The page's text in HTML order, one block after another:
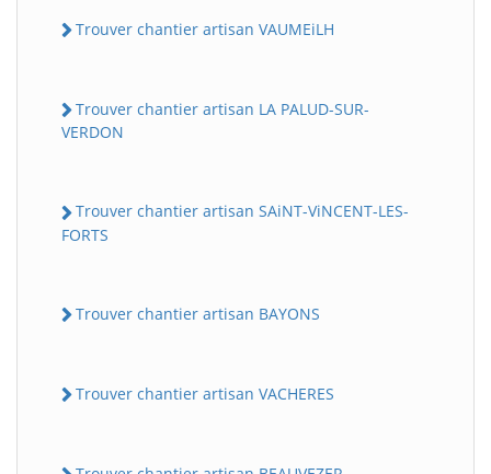
Trouver chantier artisan VAUMEiLH
Trouver chantier artisan LA PALUD-SUR-
VERDON
Trouver chantier artisan SAiNT-ViNCENT-LES-
FORTS
Trouver chantier artisan BAYONS
Trouver chantier artisan VACHERES